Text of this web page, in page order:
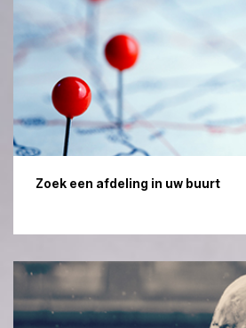
Zoek een afdeling in uw buurt